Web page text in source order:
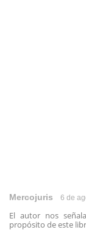
Mercojuris 6 de
El autor nos
propósito de este